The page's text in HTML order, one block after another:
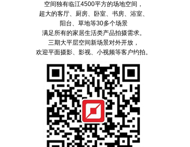
空间独有临江4500平方的场地空间，
超大的客厅、厨房、卧室、书房、浴室、
阳台、草地等30多个场景
满足所有的家居生活类产品拍摄需求。
三期大平层空间新场景对外开放，
欢迎平面摄影、影视、小视频等客户约拍。